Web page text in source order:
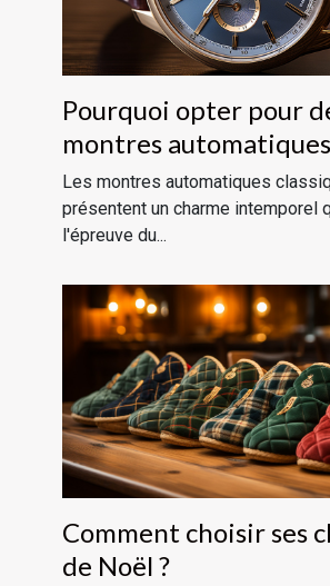
Pourquoi opter pour
montres automatiques
classiques ?
Les montres automatiques
présentent un charme intemporel
l'épreuve du...
Comment choisir ses
de Noël ?